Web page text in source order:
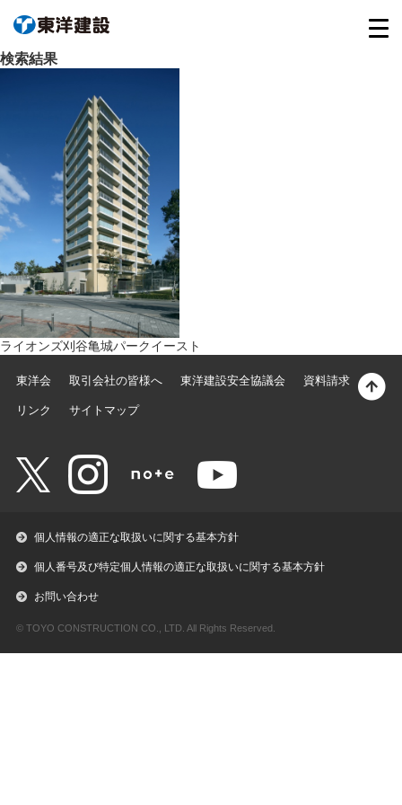
検索結果
ライオンズ刈谷亀城パークイースト
東洋会 取引会社の皆様へ 東洋建設安全協議会 資料請求
リンク サイトマップ
個人情報の適正な取扱いに関する基本方針
個人番号及び特定個人情報の適正な取扱いに関する基本方針
お問い合わせ
© TOYO CONSTRUCTION CO., LTD. All Rights Reserved.